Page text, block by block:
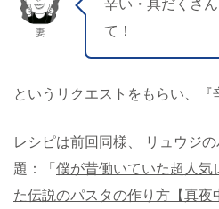
妻
辛い・具だくさ
て！
というリクエストをもらい、『
レシピは前回同様、 リュウジ
題：「 僕が昔働いていた超人気
た伝説のパスタの作り方【真夜